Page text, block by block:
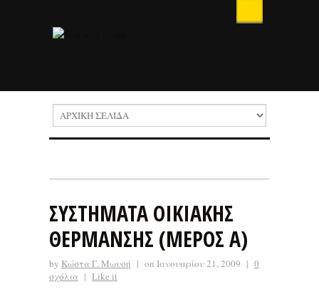
ΣΥΣΤΗΜΑΤΑ ΟΙΚΙΑΚΗΣ
ΘΕΡΜΑΝΣΗΣ (ΜΕΡΟΣ Α)
by Κώστα Γ. Μωυσή | on Ιανουαρίου 21, 2009 | 0
σχόλια | Like it